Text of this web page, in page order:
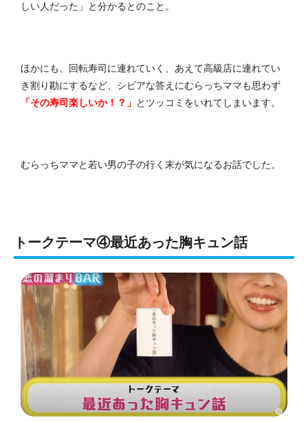
しい人だった」と分かるとのこと。
ほかにも、回転寿司に連れていく、あえて高級店に連れてい
き割り勘にするなど、シビアな答えにむらっちママも思わず
「その寿司楽しいか！？」 とツッコミをいれてしまいます。
むらっちママと若い男の子の行く末が気になるお話でした。
トークテーマ④最近あった胸キュン話